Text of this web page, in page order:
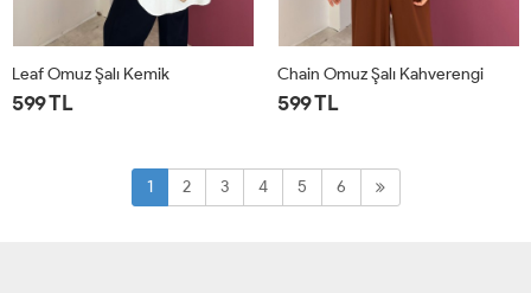
Leaf Omuz Şalı Kemik
599 TL
Chain Omuz Şalı Kahverengi
599 TL
1 2 3 4 5 6